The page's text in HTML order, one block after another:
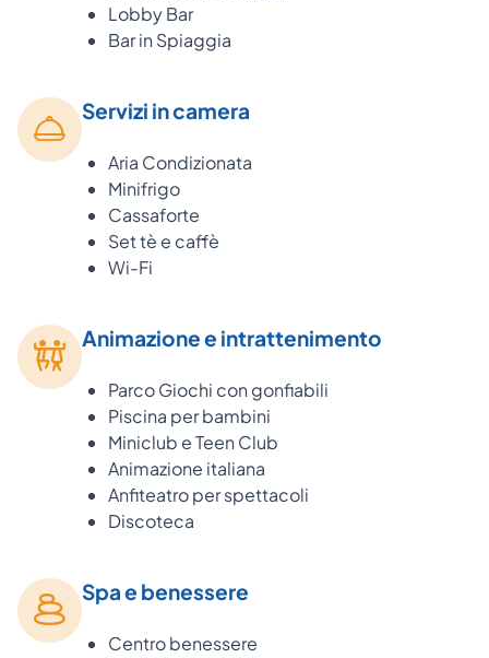
Lobby Bar
Bar in Spiaggia
Servizi in camera
Aria Condizionata
Minifrigo
Cassaforte
Set tè e caffè
Wi-Fi
Animazione e intrattenimento
Parco Giochi con gonfiabili
Piscina per bambini
Miniclub e Teen Club
Animazione italiana
Anfiteatro per spettacoli
Discoteca
Spa e benessere
Centro benessere